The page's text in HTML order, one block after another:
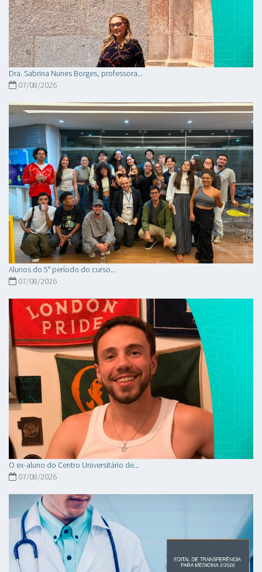
Dra. Sabrina Nunes Borges, professora...
07/08/2026
Alunos do 5° período do curso...
07/08/2026
O ex-aluno do Centro Universitário de...
07/08/2026